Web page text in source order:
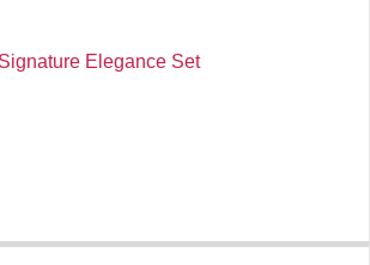
Signature Elegance Set